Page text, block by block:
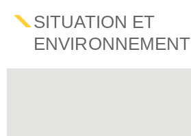
SITUATION ET
ENVIRONNEMENT